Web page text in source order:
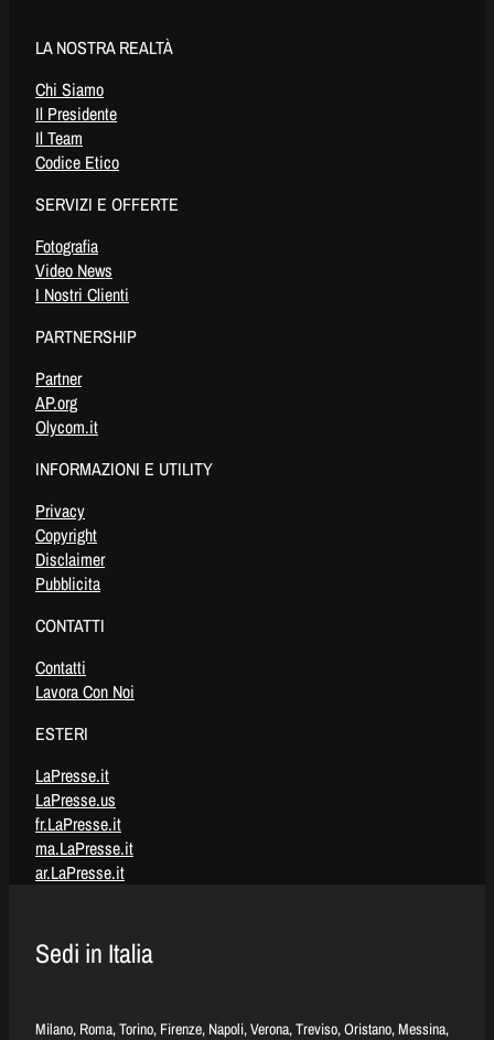
LA NOSTRA REALTÀ
Chi Siamo
Il Presidente
Il Team
Codice Etico
SERVIZI E OFFERTE
Fotografia
Video News
I Nostri Clienti
PARTNERSHIP
Partner
AP.org
Olycom.it
INFORMAZIONI E UTILITY
Privacy
Copyright
Disclaimer
Pubblicita
CONTATTI
Contatti
Lavora Con Noi
ESTERI
LaPresse.it
LaPresse.us
fr.LaPresse.it
ma.LaPresse.it
ar.LaPresse.it
Sedi in Italia
Milano, Roma, Torino, Firenze, Napoli, Verona, Treviso, Oristano, Messina,